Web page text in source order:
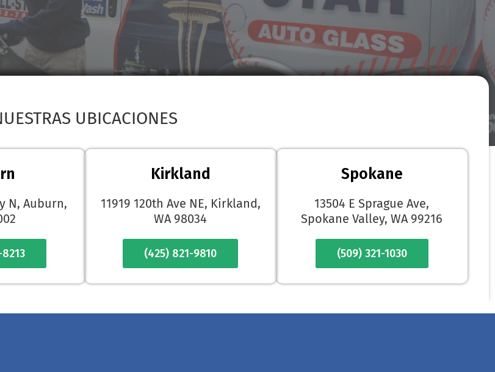
UBICACIONES
N, Auburn,
Kirkland
11919 120th Ave NE, Kirkland,
WA 98034
(425) 821-9810
Spokane
13504 E Sprague Ave,
Spokane Valley, WA 99216
(509) 321-1030